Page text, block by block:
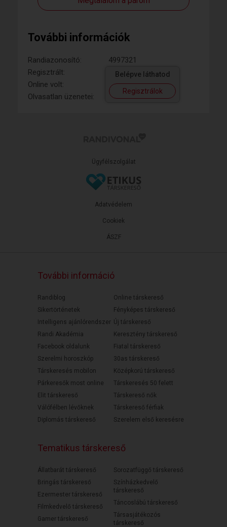
További információk
Randiazonosító:
4997321
Regisztrált:
Online volt:
Olvasatlan üzenetei:
Belépve láthatod
Regisztrálok
Ügyfélszolgálat
ÁSZF
Adatvédelem
Cookiek
További információ
Randiblog
Sikertörténetek
Intelligens ajánlórendszer
Randi Akadémia
Facebook oldalunk
Szerelmi horoszkóp
Társkeresés mobilon
Párkeresők most online
Elit társkereső
Válófélben lévőknek
Diplomás társkereső
Online társkereső
Fényképes társkereső
Új társkereső
Keresztény társkereső
Fiatal társkereső
30as társkereső
Középkorú társkereső
Társkeresés 50 felett
Társkereső nők
Társkereső férfiak
Szerelem első keresésre
Tematikus társkereső
Állatbarát társkereső
Bringás társkereső
Ezermester társkereső
Filmkedvelő társkereső
Gamer társkereső
Sorozatfüggő társkereső
Színházkedvelő
társkereső
Táncoslábú társkereső
Társasjátékozós
társkereső